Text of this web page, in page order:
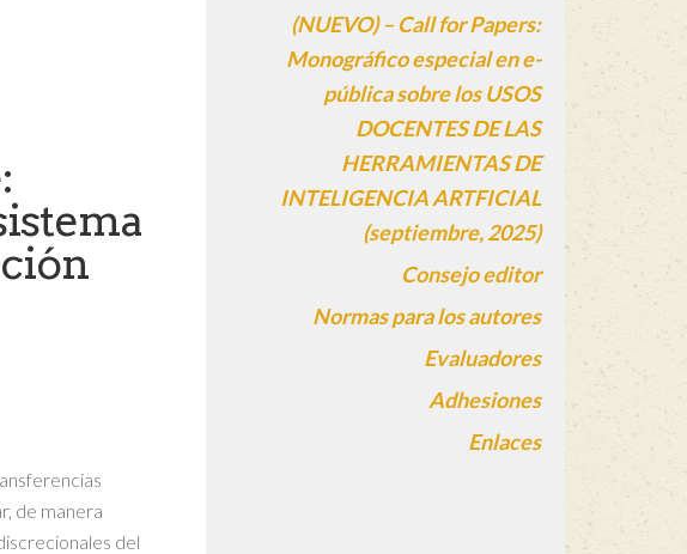
de manera
del
(NUEVO) – Call for Papers:
Monográfico especial en e-
pública sobre los USOS
DOCENTES DE LAS
HERRAMIENTAS DE
INTELIGENCIA ARTFICIAL
(septiembre, 2025)
Consejo editor
Normas para los autores
Evaluadores
Adhesiones
Enlaces